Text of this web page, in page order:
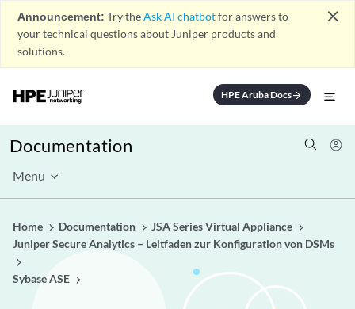
Announcement: Try theAsk AI chatbotfor answers to
your technical questions about Juniper products and
solutions.
close
HPE Aruba Docsarrow_forward
Documentation
Menu
Home Documentation
JSA Series Virtual Appliance
Juniper Secure Analytics – Leitfaden zur Konfiguration von DSMs
Sybase ASE